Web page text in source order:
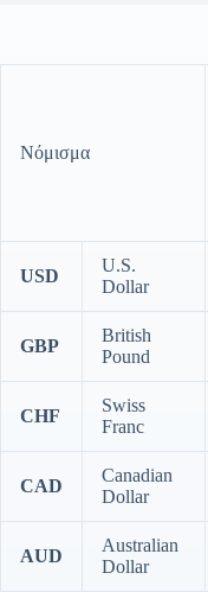
Νόμισμα
USD
U.S.
Dollar
GBP
British
Pound
CHF
Swiss
Franc
CAD
Canadian
Dollar
AUD
Australian
Dollar